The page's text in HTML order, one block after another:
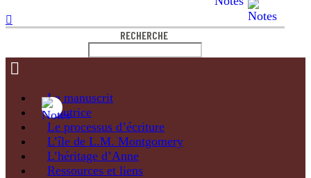
RECHERCHE
Le manuscrit
L’autrice
Le processus d’écriture
L’île de L.M. Montgomery
L’héritage d’Anne
Ressources et liens